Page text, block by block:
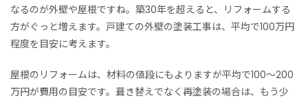
なるのが外壁や屋根ですね。築30年を超えると、リフォームする
方がぐっと増えます。戸建ての外壁の塗装工事は、平均で100万円
程度を目安に考えます。
屋根のリフォームは、材料の値段にもよりますが平均で100～200
万円が費用の目安です。葺き替えでなく再塗装の場合は、もう少